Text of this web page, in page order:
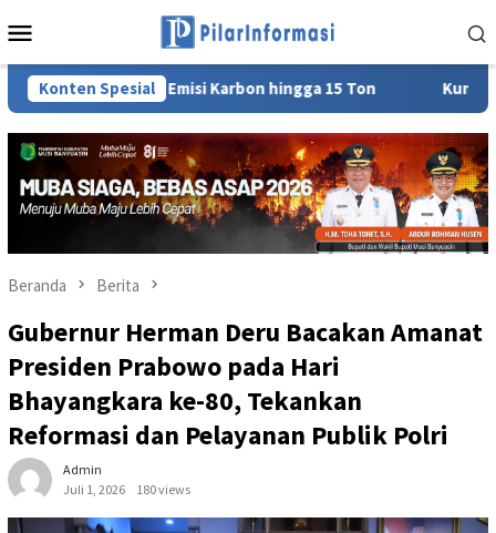
ke
Mobile
Konten Spesial
Tekan Emisi Karbon hingga 15 Ton Kunjungi Booth
Beranda Berita
Gubernur Herman Deru Bacakan Amanat
Presiden Prabowo pada Hari
Bhayangkara ke-80, Tekankan
Reformasi dan Pelayanan Publik Polri
Admin
Juli 1, 2026
180 views